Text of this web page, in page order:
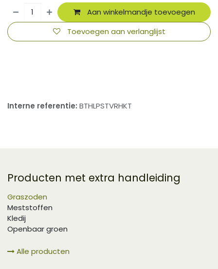
Aan winkelmandje toevoegen
Toevoegen aan verlanglijst
Interne referentie: BTHLPSTVRHKT
Producten met extra handleiding
Graszoden
Meststoffen
Kledij
Openbaar groen
Alle producten